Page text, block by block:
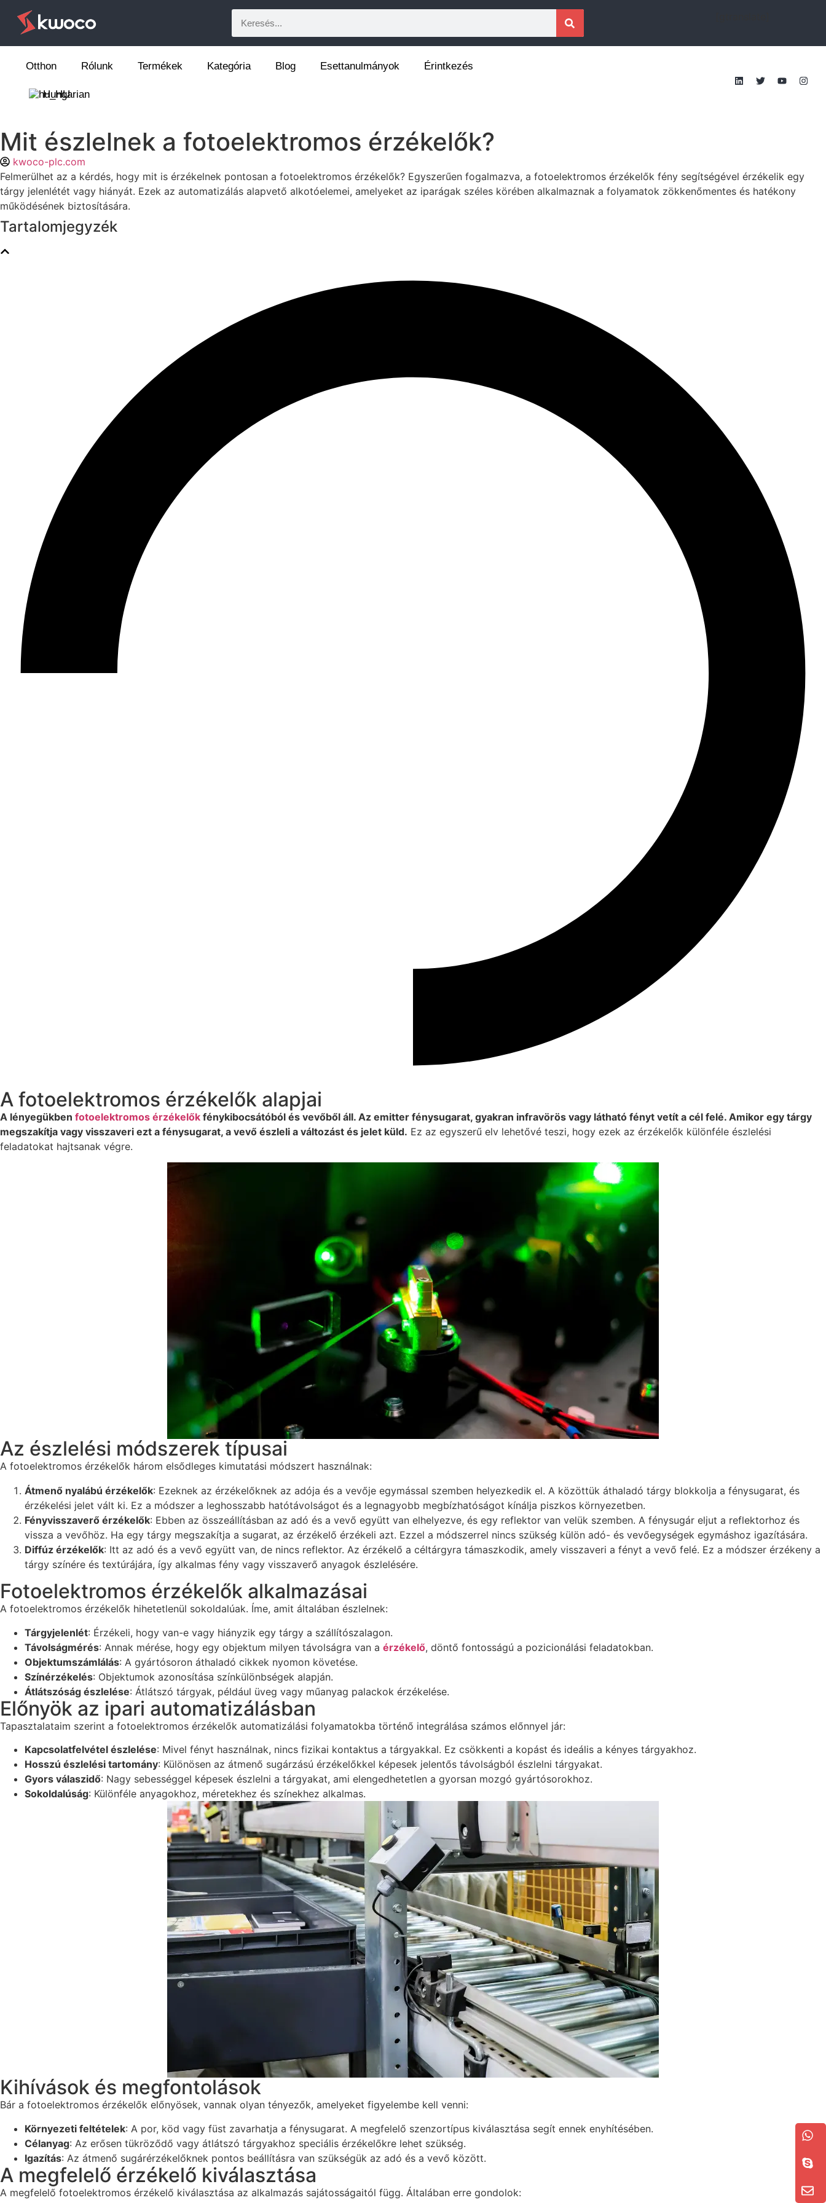
Otthon Rólunk Termékek Kategória Blog Esettanulmányok Érintkezés
Hungarian
Mit észlelnek a fotoelektromos érzékelők?
kwoco-plc.com
Felmerülhet az a kérdés, hogy mit is érzékelnek pontosan a fotoelektromos érzékelők? Egyszerűen fogalmazva, a fotoelektromos érzékelők fény segítségével érzékelik egy
tárgy jelenlétét vagy hiányát. Ezek az automatizálás alapvető alkotóelemei, amelyeket az iparágak széles körében alkalmaznak a folyamatok zökkenőmentes és hatékony
működésének biztosítására.
Tartalomjegyzék
A fotoelektromos érzékelők alapjai
A lényegükben fotoelektromos érzékelők fénykibocsátóból és vevőből áll. Az emitter fénysugarat, gyakran infravörös vagy látható fényt vetít a cél felé. Amikor egy tárgy
megszakítja vagy visszaveri ezt a fénysugarat, a vevő észleli a változást és jelet küld. Ez az egyszerű elv lehetővé teszi, hogy ezek az érzékelők különféle észlelési
feladatokat hajtsanak végre.
Az észlelési módszerek típusai
A fotoelektromos érzékelők három elsődleges kimutatási módszert használnak:
Átmenő nyalábú érzékelők: Ezeknek az érzékelőknek az adója és a vevője egymással szemben helyezkedik el. A közöttük áthaladó tárgy blokkolja a fénysugarat, és
érzékelési jelet vált ki. Ez a módszer a leghosszabb hatótávolságot és a legnagyobb megbízhatóságot kínálja piszkos környezetben.
Fényvisszaverő érzékelők: Ebben az összeállításban az adó és a vevő együtt van elhelyezve, és egy reflektor van velük szemben. A fénysugár eljut a reflektorhoz és
vissza a vevőhöz. Ha egy tárgy megszakítja a sugarat, az érzékelő érzékeli azt. Ezzel a módszerrel nincs szükség külön adó- és vevőegységek egymáshoz igazítására.
Diffúz érzékelők: Itt az adó és a vevő együtt van, de nincs reflektor. Az érzékelő a céltárgyra támaszkodik, amely visszaveri a fényt a vevő felé. Ez a módszer érzékeny a
tárgy színére és textúrájára, így alkalmas fény vagy visszaverő anyagok észlelésére.
Fotoelektromos érzékelők alkalmazásai
A fotoelektromos érzékelők hihetetlenül sokoldalúak. Íme, amit általában észlelnek:
Tárgyjelenlét: Érzékeli, hogy van-e vagy hiányzik egy tárgy a szállítószalagon.
Távolságmérés: Annak mérése, hogy egy objektum milyen távolságra van a érzékelő, döntő fontosságú a pozicionálási feladatokban.
Objektumszámlálás: A gyártósoron áthaladó cikkek nyomon követése.
Színérzékelés: Objektumok azonosítása színkülönbségek alapján.
Átlátszóság észlelése: Átlátszó tárgyak, például üveg vagy műanyag palackok érzékelése.
Előnyök az ipari automatizálásban
Tapasztalataim szerint a fotoelektromos érzékelők automatizálási folyamatokba történő integrálása számos előnnyel jár:
Kapcsolatfelvétel észlelése: Mivel fényt használnak, nincs fizikai kontaktus a tárgyakkal. Ez csökkenti a kopást és ideális a kényes tárgyakhoz.
Hosszú észlelési tartomány: Különösen az átmenő sugárzású érzékelőkkel képesek jelentős távolságból észlelni tárgyakat.
Gyors válaszidő: Nagy sebességgel képesek észlelni a tárgyakat, ami elengedhetetlen a gyorsan mozgó gyártósorokhoz.
Sokoldalúság: Különféle anyagokhoz, méretekhez és színekhez alkalmas.
Kihívások és megfontolások
Bár a fotoelektromos érzékelők előnyösek, vannak olyan tényezők, amelyeket figyelembe kell venni:
Környezeti feltételek: A por, köd vagy füst zavarhatja a fénysugarat. A megfelelő szenzortípus kiválasztása segít ennek enyhítésében.
Célanyag: Az erősen tükröződő vagy átlátszó tárgyakhoz speciális érzékelőkre lehet szükség.
Igazítás: Az átmenő sugárérzékelőknek pontos beállításra van szükségük az adó és a vevő között.
A megfelelő érzékelő kiválasztása
A megfelelő fotoelektromos érzékelő kiválasztása az alkalmazás sajátosságaitól függ. Általában erre gondolok: